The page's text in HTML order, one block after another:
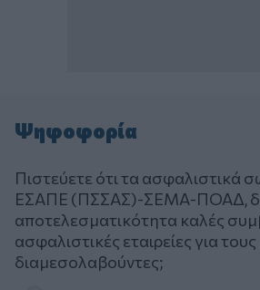
Ψηφοφορία
Πιστεύετε ότι τα ασφαλιστικά
ΕΣΑΠΕ (ΠΣΣΑΣ)-ΣΕΜΑ-ΠΟΑΔ,
αποτελεσματικότητα καλές
ασφαλιστικές εταιρείες για τους
διαμεσολαβούντες;